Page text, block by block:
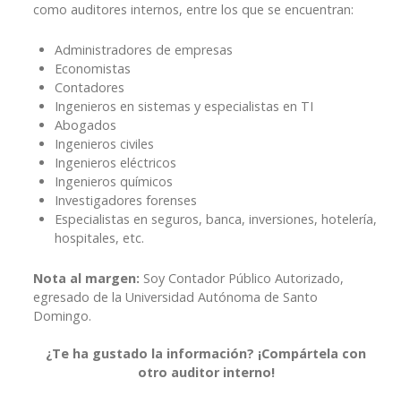
como auditores internos, entre los que se encuentran:
Administradores de empresas
Economistas
Contadores
Ingenieros en sistemas y especialistas en TI
Abogados
Ingenieros civiles
Ingenieros eléctricos
Ingenieros químicos
Investigadores forenses
Especialistas en seguros, banca, inversiones, hotelería,
hospitales, etc.
Nota al margen: Soy Contador Público Autorizado,
egresado de la Universidad Autónoma de Santo
Domingo.
¿Te ha gustado la información? ¡Compártela con
otro auditor interno!